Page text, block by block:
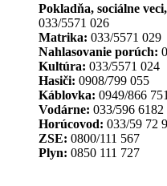
Pokladňa, sociálne
033/5571 026
Matrika: 033/5571 029
Nahlasovanie porúch:
Kultúra: 033/5571 024
Hasiči: 0908/799 055
Káblovka: 0949/866
Vodárne: 033/596 6182
Horúcovod: 033/59 72
ZSE: 0800/111 567
Plyn: 0850 111 727